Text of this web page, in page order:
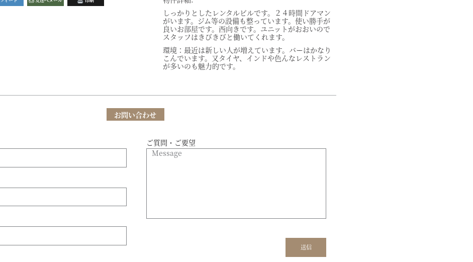
しっかりとしたレンタルビルです。２４時間ドアマン
がいます。ジム等の設備も整っています。使い勝手が
良いお部屋です。西向きです。ユニットがおおいので
スタッフはきびきびと働いてくれます。
環境：最近は新しい人が増えています。バーはかなり
こんでいます。又タイヤ、インドや色んなレストラン
が多いのも魅力的です。
お問い合わせ
ご質問・ご要望